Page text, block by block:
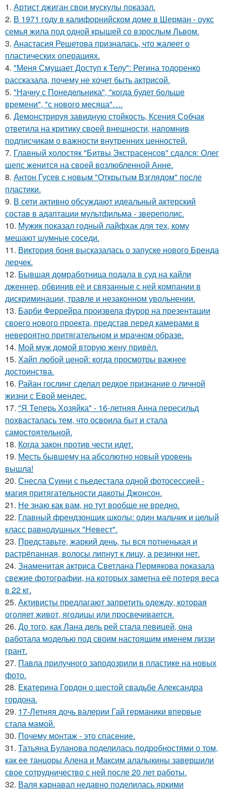
1. Артист джиган свои мускулы показал.
2. В 1971 году в калифорнийском доме в Шерман - оукс
семья жила под одной крышей со взрослым Львом.
3. Анастасия Решетова призналась, что жалеет о
пластических операциях.
4. "Меня Смущает Доступ к Телу": Регина тодоренко
рассказала, почему не хочет быть актрисой.
5. "Начну с Понедельника", "когда будет больше
времени", "с нового месяца"….
6. Демонстрируя завидную стойкость, Ксения Собчак
ответила на критику своей внешности, напомнив
подписчикам о важности внутренних ценностей.
7. Главный холостяк "Битвы Экстрасенсов" сдался: Олег
шепс женится на своей возлюбленной Анне.
8. Антон Гусев с новым "Открытым Взглядом" после
пластики.
9. В сети активно обсуждают идеальный актерский
состав в адаптации мультфильма - звереполис.
10. Мужик показал годный лайфхак для тех, кому
мешают шумные соседи.
11. Виктория боня высказалась о запуске нового Бренда
лерчек.
12. Бывшая домработница подала в суд на кайли
дженнер, обвинив её и связанные с ней компании в
дискриминации, травле и незаконном увольнении.
13. Барби Феррейра произвела фурор на презентации
своего нового проекта, представ перед камерами в
невероятно притягательном и мрачном образе.
14. Мой муж домой вторую жену привёл.
15. Хайп любой ценой: когда просмотры важнее
достоинства.
16. Райан гослинг сделал редкое признание о личной
жизни с Евой мендес.
17. "Я Теперь Хозяйка" - 16-летняя Анна пересильд
похвасталась тем, что освоила быт и стала
самостоятельной.
18. Когда закон против чести идет.
19. Месть бывшему на абсолютно новый уровень
вышла!
20. Снесла Суини с пьедестала одной фотосессией -
магия притягательности дакоты Джонсон.
21. Не знаю как вам, но тут вообще не вредно.
22. Главный френдзонщик школы: один мальчик и целый
класс равнодушных "Невест".
23. Представьте, жаркий день, ты вся потненькая и
растрёпанная, волосы липнут к лицу, а резинки нет.
24. Знаменитая актриса Светлана Пермякова показала
свежие фотографии, на которых заметна её потеря веса
в 22 кг.
25. Активисты предлагают запретить одежду, которая
оголяет живот, ягодицы или просвечивается.
26. До того, как Лана дель рей стала певицей, она
работала моделью под своим настоящим именем лиззи
грант.
27. Павла прилучного заподозрили в пластике на новых
фото.
28. Екатерина Гордон о шестой свадьбе Александра
гордона.
29. 17-Летняя дочь валерии Гай германики впервые
стала мамой.
30. Почему монтаж - это спасение.
31. Татьяна Буланова поделилась подробностями о том,
как ее танцоры Алена и Максим алалыкины завершили
свое сотрудничество с ней после 20 лет работы.
32. Валя карнавал недавно поделилась яркими